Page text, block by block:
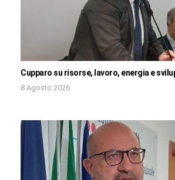
Cupparo su risorse, lavoro, energia e
8 Agosto 2026